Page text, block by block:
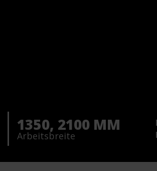
1350, 2100 MM
Arbeitsbreite